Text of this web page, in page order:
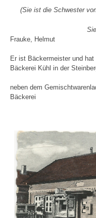
(Sie ist die Schwester
Frauke, Helmut
Er ist Bäckermeister und
Bäckerei Kühl in der
neben dem
Bäckerei